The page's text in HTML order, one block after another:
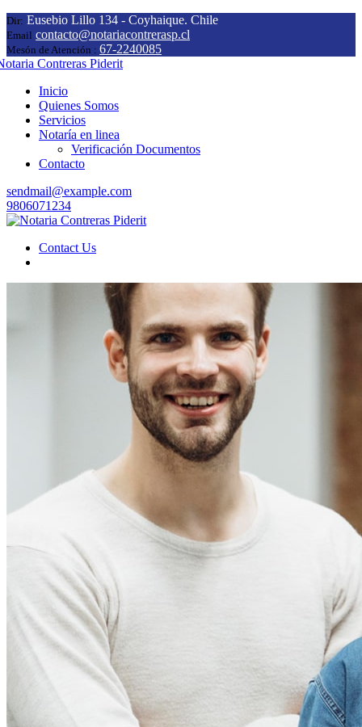
Dir: Eusebio Lillo 134 - Coyhaique. Chile
Email contacto@notariacontrerasp.cl
Mesón de Atención : 67-2240085
Inicio
Quienes Somos
Servicios
Notaría en linea
Verificación Documentos
Contacto
sendmail@example.com
9806071234
Contact Us